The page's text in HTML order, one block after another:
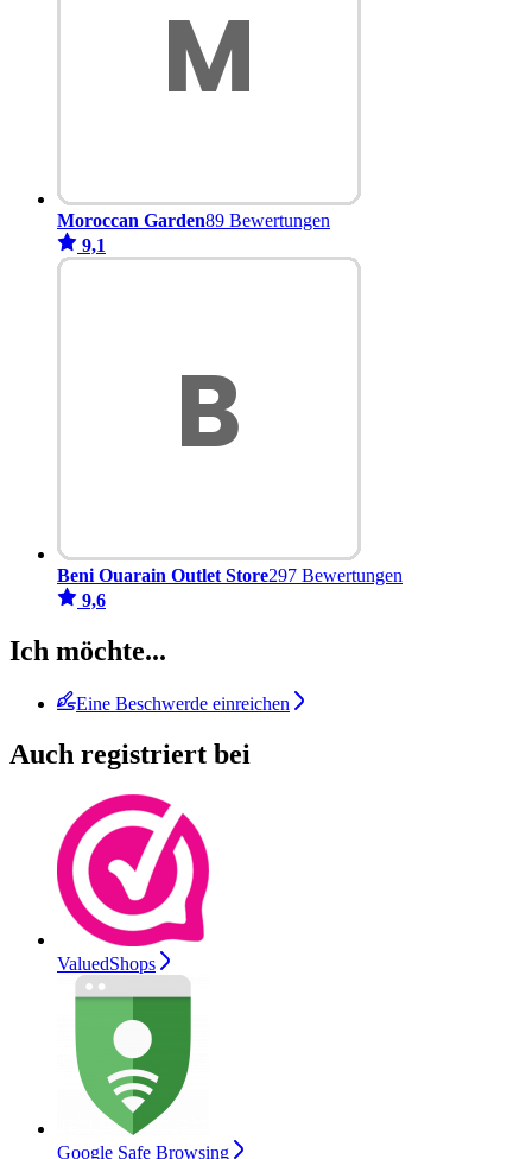
Moroccan Garden89 Bewertungen
9,1
Beni Ouarain Outlet Store297 Bewertungen
9,6
Ich möchte...
Eine Beschwerde einreichen
Auch registriert bei
ValuedShops
Google Safe Browsing